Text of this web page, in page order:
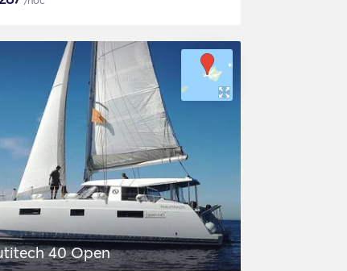
40 Open